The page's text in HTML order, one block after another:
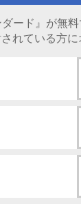
ード』が無
れている方に